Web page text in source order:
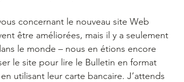
concernant le nouveau site Web
être améliorées, mais il y a seulement
le monde – nous en étions encore
le site pour lire le Bulletin en format
utilisant leur carte bancaire. J’attends